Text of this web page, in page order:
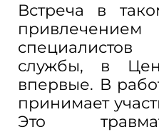
Встреча в
специалистов
службы, в
впервые. В
принимает
Это